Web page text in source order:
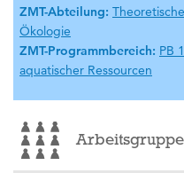
ZMT-Abteilung:
Ökologie
ZMT-Programmbereich: PB
aquatischer Ressourcen